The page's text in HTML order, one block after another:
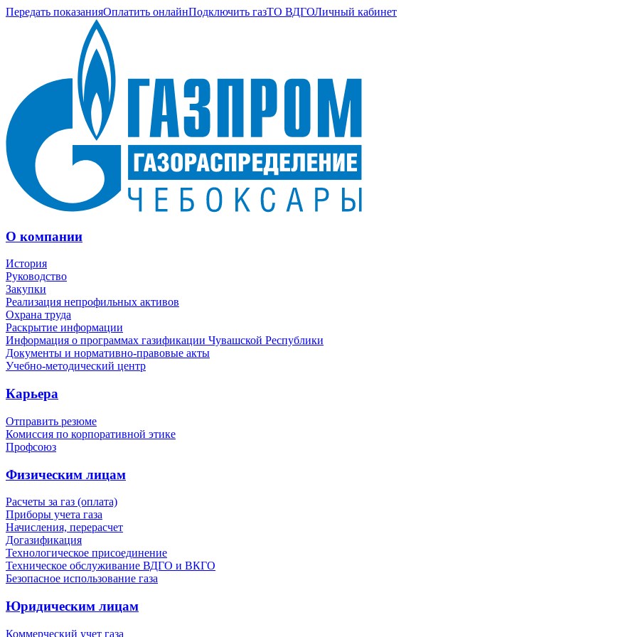
Передать показанияОплатить онлайнПодключить газТО ВДГОЛичный кабинет
О компании
История
Руководство
Закупки
Реализация непрофильных активов
Охрана труда
Раскрытие информации
Информация о программах газификации Чувашской Республики
Документы и нормативно-правовые акты
Учебно-методический центр
Карьера
Отправить резюме
Комиссия по корпоративной этике
Профсоюз
Физическим лицам
Расчеты за газ (оплата)
Приборы учета газа
Начисления, перерасчет
Догазификация
Технологическое присоединение
Техническое обслуживание ВДГО и ВКГО
Безопасное использование газа
Юридическим лицам
Коммерческий учет газа